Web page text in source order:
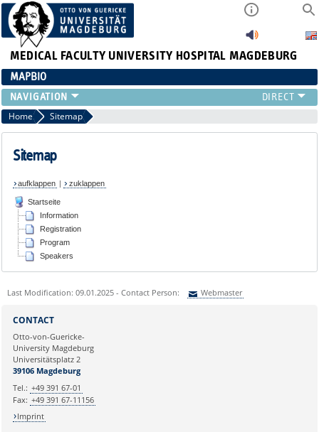
MEDICAL FACULTY UNIVERSITY HOSPITAL MAGDEBURG
MAPBIO
INFORMATION
REGISTRATION
PROGRAM
Home Sitemap
Sitemap
aufklappen | zuklappen
Startseite
Information
Registration
Program
Speakers
Last Modification: 09.01.2025 - Contact Person: Webmaster
Sie können eine Nachricht versenden an:
Ihre E-Mailadresse:
Ihr Anliegen:
CONTACT
Otto-von-Guericke-
University Magdeburg
Universitätsplatz 2
39106 Magdeburg
Tel.: +49 391 67-01
Fax: +49 391 67-11156
Imprint